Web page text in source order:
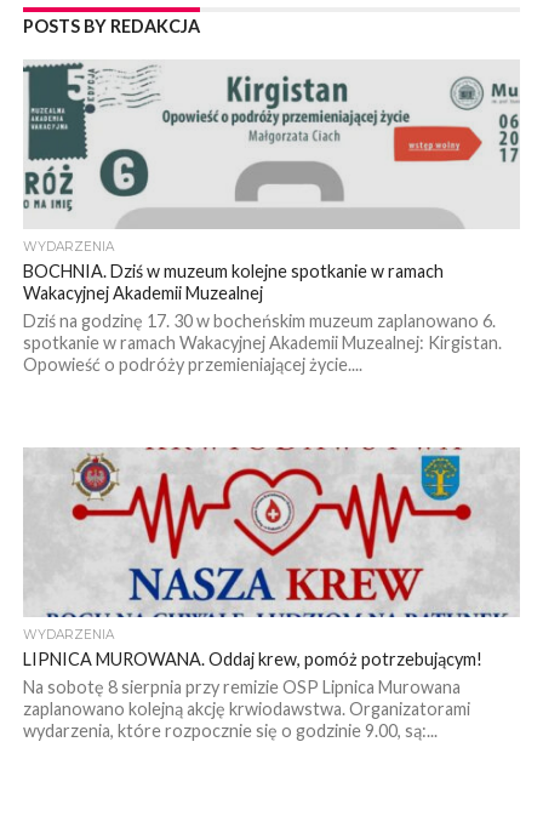
POSTS BY REDAKCJA
WYDARZENIA
BOCHNIA. Dziś w muzeum kolejne spotkanie w ramach
Wakacyjnej Akademii Muzealnej
Dziś na godzinę 17. 30 w bocheńskim muzeum zaplanowano 6.
spotkanie w ramach Wakacyjnej Akademii Muzealnej: Kirgistan.
Opowieść o podróży przemieniającej życie....
WYDARZENIA
LIPNICA MUROWANA. Oddaj krew, pomóż potrzebującym!
Na sobotę 8 sierpnia przy remizie OSP Lipnica Murowana
zaplanowano kolejną akcję krwiodawstwa. Organizatorami
wydarzenia, które rozpocznie się o godzinie 9.00, są:...